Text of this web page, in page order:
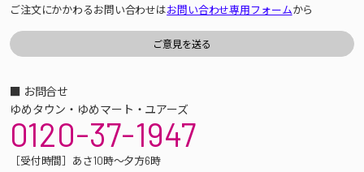
ご注文にかかわるお問い合わせはお問い合わせ専用フォームから
■ お問合せ
ゆめタウン・ゆめマート・ユアーズ
0120-37-1947
［受付時間］あさ10時～夕方6時